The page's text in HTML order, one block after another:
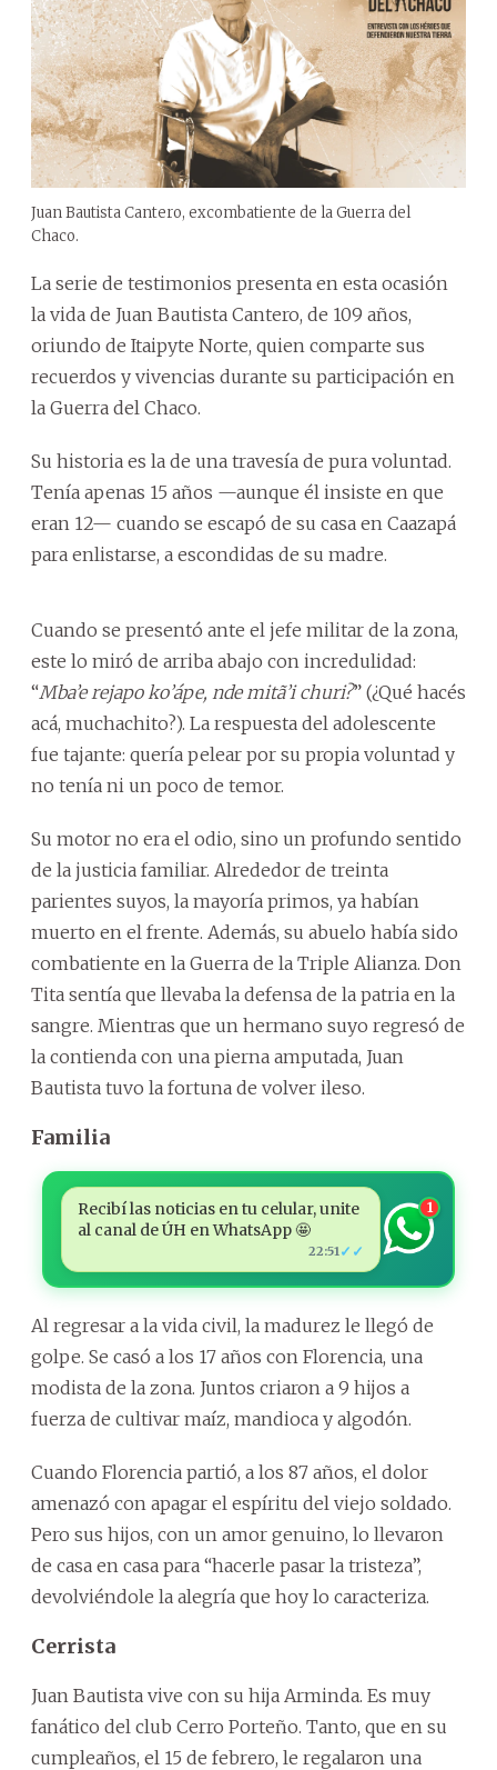
Juan Bautista Cantero, excombatiente de la Guerra del
Chaco.
La serie de testimonios presenta en esta ocasión
la vida de Juan Bautista Cantero, de 109 años,
oriundo de Itaipyte Norte, quien comparte sus
recuerdos y vivencias durante su participación en
la Guerra del Chaco.
Su historia es la de una travesía de pura voluntad.
Tenía apenas 15 años —aunque él insiste en que
eran 12— cuando se escapó de su casa en Caazapá
para enlistarse, a escondidas de su madre.
Cuando se presentó ante el jefe militar de la zona,
este lo miró de arriba abajo con incredulidad:
“Mba’e rejapo ko’ápe, nde mitã’i churi?” (¿Qué hacés
acá, muchachito?). La respuesta del adolescente
fue tajante: quería pelear por su propia voluntad y
no tenía ni un poco de temor.
Su motor no era el odio, sino un profundo sentido
de la justicia familiar. Alrededor de treinta
parientes suyos, la mayoría primos, ya habían
muerto en el frente. Además, su abuelo había sido
combatiente en la Guerra de la Triple Alianza. Don
Tita sentía que llevaba la defensa de la patria en la
sangre. Mientras que un hermano suyo regresó de
la contienda con una pierna amputada, Juan
Bautista tuvo la fortuna de volver ileso.
Familia
Recibí las noticias en tu celular, unite
al canal de ÚH en WhatsApp 🤩
22:51 ✓✓
1
Al regresar a la vida civil, la madurez le llegó de
golpe. Se casó a los 17 años con Florencia, una
modista de la zona. Juntos criaron a 9 hijos a
fuerza de cultivar maíz, mandioca y algodón.
Cuando Florencia partió, a los 87 años, el dolor
amenazó con apagar el espíritu del viejo soldado.
Pero sus hijos, con un amor genuino, lo llevaron
de casa en casa para “hacerle pasar la tristeza”,
devolviéndole la alegría que hoy lo caracteriza.
Cerrista
Juan Bautista vive con su hija Arminda. Es muy
fanático del club Cerro Porteño. Tanto, que en su
cumpleaños, el 15 de febrero, le regalaron una